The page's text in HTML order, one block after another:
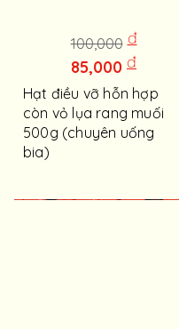
100,000 đ
85,000 đ
Hạt điều vỡ hỗn hợp
còn vỏ lụa rang muối
500g (chuyên uống
bia)